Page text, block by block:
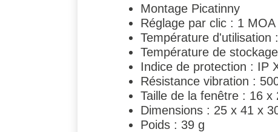
Montage Picatinny
Réglage par clic : 1
Température d'utilisation
Température de
Indice de protection : IP
Résistance vibration :
Taille de la fenêtre : 16 x
Dimensions : 25 x 41 x
Poids : 39 g